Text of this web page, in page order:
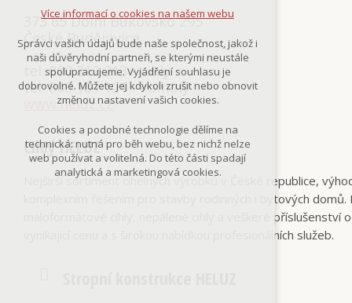
373 65 Dolní Bukovsko 295
České Budějovice
tel: 800 212 213 - cihly
tel: 800 101 121 - komíny
www.heluz.cz
Cihly HELUZ
Nejširší sortiment cihelných výrobků v České republice,
komplexním řešením pro stavby rodinných i bytových
maloformátové cihly, nepálené cihly a veškeré
vynikající cenu a s širokou nabídkou profesionálních služeb.
marketingová cookies
Více informací o cookies na našem webu
Odmítnout vše
Více informací o cookies na našem webu
Správci vašich údajů bude naše společnost, jakož i
naši důvěryhodní partneři, se kterými neustále
spolupracujeme. Vyjádření souhlasu je
dobrovolné. Můžete jej kdykoli zrušit nebo obnovit
změnou nastavení vašich cookies.
Cookies a podobné technologie dělíme na
technická: nutná pro běh webu, bez nichž nelze
web používat a volitelná. Do této části spadají
analytická a marketingová cookies.